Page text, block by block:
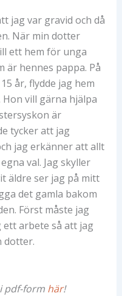
jag var gravid och då
När min dotter
ett hem för unga
är hennes pappa. På
år, flydde jag hem
vill gärna hjälpa
är
tycker att jag
jag erkänner att allt
val. Jag skyller
äldre ser jag på mitt
det gamla bakom
Först måste jag
ett arbete så att jag
dotter.
pdf-form här!